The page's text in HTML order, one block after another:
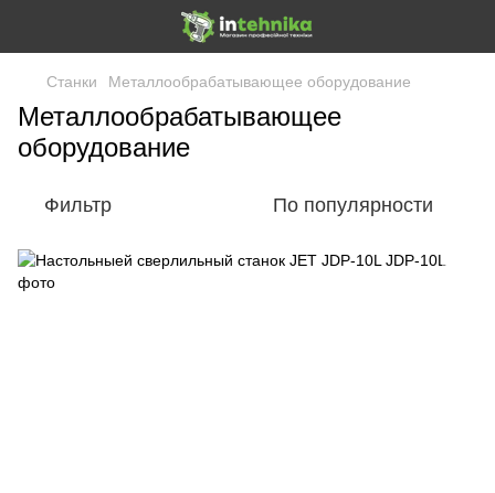
Станки Металлообрабатывающее оборудование
Металлообрабатывающее
оборудование
Фильтр По популярности